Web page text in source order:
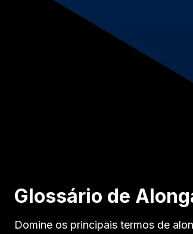
Glossário de
Domine os principais termos de